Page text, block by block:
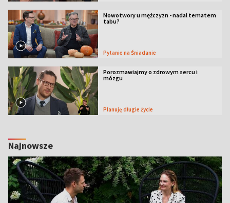
Nowotwory u mężczyzn - nadal tematem
tabu?
Pytanie na Śniadanie
Porozmawiajmy o zdrowym sercu i
mózgu
Planuję długie życie
Najnowsze